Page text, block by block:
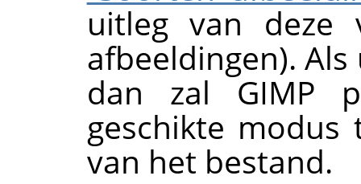
uitleg van deze
afbeeldingen).
dan zal GIMP
geschikte
van het bestand.